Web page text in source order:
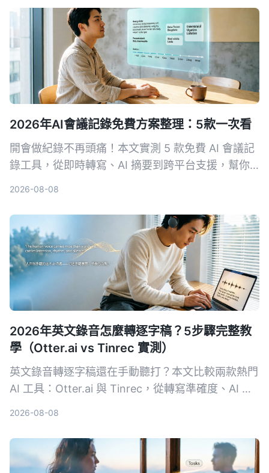
2026年AI會議記錄免費方案整理：5款一次看
開會做紀錄不再頭痛！本文實測 5 款免費 AI 會議記
錄工具，從即時轉寫、AI 摘要到跨平台支援，幫你
友。
2026-08-08
2026年英文錄音怎麼轉逐字稿？5步驟完整教
學（Otter.ai vs Tinrec 實測）
英文錄音轉逐字稿還在手動聽打？本文比較兩款熱門
AI 工具：Otter.ai 與 Tinrec，從轉寫準確度、AI 整
器。
2026-08-08